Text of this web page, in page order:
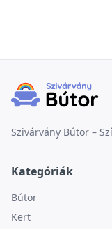
Szivárvány Bútor –
Kategóriák
Bútor
Kert